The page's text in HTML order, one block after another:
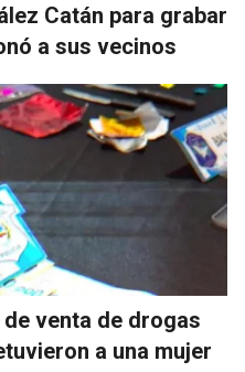
Catán para grabar
a sus vecinos
venta de drogas
a una mujer